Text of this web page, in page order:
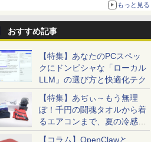
「特製ガーリックマヨソース」を使用した超大
もっと見る
おすすめ記事
【特集】あなたのPCスペッ
クにドンピシャな「ローカル
LLM」の選び方と快適化テク
【特集】あぢぃ～もう無理
ぽ！千円の闘魂タオルから着
るエアコンまで、夏の冷感グ
ッズ一挙紹介
【コラム】OpenClawと